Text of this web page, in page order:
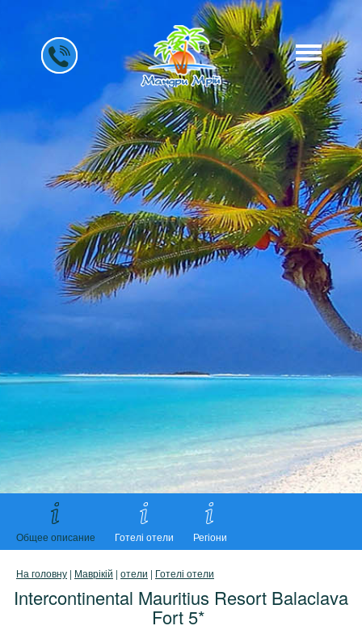
Общее описание Готелі отели Регіони
На головну | Маврікій | отели | Готелі отели
Intercontinental Mauritius Resort Balaclava
Fort 5*